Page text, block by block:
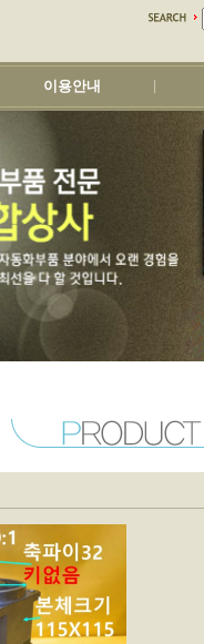
이용안내